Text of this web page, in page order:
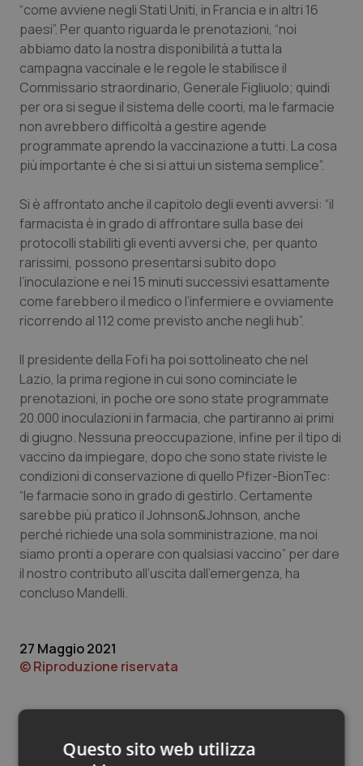
Molise
Piemonte
Provincia Autonoma di Bolzano
Provincia Autonoma di Trento
Puglia
Sardegna
Sicilia
Toscana
Umbria
Valle D’Aosta
Veneto
Epatiti
HIV
Infezioni & Febbre
Ipertensione & Scompenso
Malattie rare
Malattia di Crohn & Rettocolite Ulcerosa
Neuroscienze & patologie neurodegenerative
Obesità
Oftalmologia
Oncodermatologia
Oncoematologia
Oncologia & Nutrizione
Psoriasi & pelle
Quotidiano Cardiologia
Quotidiano Oncologia
Rene & patologie urogenitali
“come avviene negli Stati Uniti, in Francia e in altri 16
paesi”. Per quanto riguarda le prenotazioni, “noi
abbiamo dato la nostra disponibilità a tutta la
campagna vaccinale e le regole le stabilisce il
Commissario straordinario, Generale Figliuolo; quindi
per ora si segue il sistema delle coorti, ma le farmacie
non avrebbero difficoltà a gestire agende
programmate aprendo la vaccinazione a tutti. La cosa
più importante è che si si attui un sistema semplice”.
Si è affrontato anche il capitolo degli eventi avversi: “il
farmacista è in grado di affrontare sulla base dei
protocolli stabiliti gli eventi avversi che, per quanto
rarissimi, possono presentarsi subito dopo
l’inoculazione e nei 15 minuti successivi esattamente
come farebbero il medico o l’infermiere e ovviamente
ricorrendo al 112 come previsto anche negli hub”.
Il presidente della Fofi ha poi sottolineato che nel
Lazio, la prima regione in cui sono cominciate le
prenotazioni, in poche ore sono state programmate
20.000 inoculazioni in farmacia, che partiranno ai primi
di giugno. Nessuna preoccupazione, infine per il tipo di
vaccino da impiegare, dopo che sono state riviste le
condizioni di conservazione di quello Pfizer-BionTec:
“le farmacie sono in grado di gestirlo. Certamente
sarebbe più pratico il Johnson&Johnson, anche
perché richiede una sola somministrazione, ma noi
siamo pronti a operare con qualsiasi vaccino” per dare
il nostro contributo all’uscita dall’emergenza, ha
concluso Mandelli.
27 Maggio 2021
© Riproduzione riservata
Questo sito web utilizza